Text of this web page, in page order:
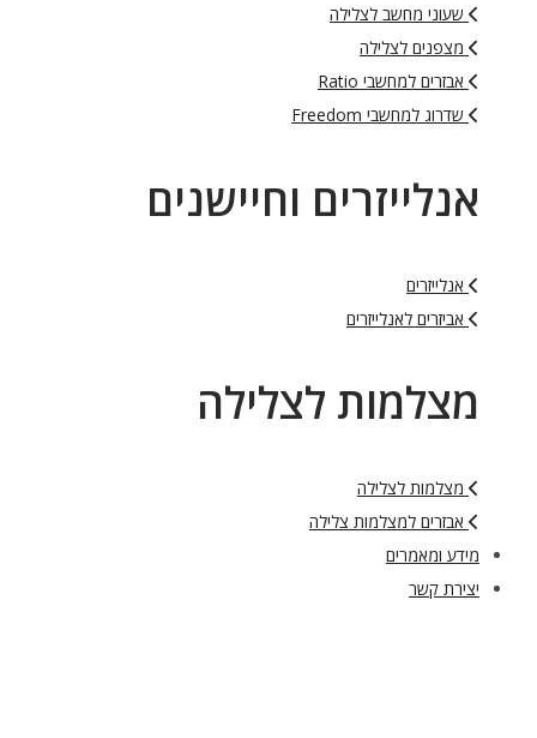
שעוני מחשב לצלילה
מצפנים לצלילה
אבזרים למחשבי Ratio
שדרוג למחשבי Freedom
אנלייזרים וחיישנים
אנלייזרים
אביזרים לאנלייזרים
מצלמות לצלילה
מצלמות לצלילה
אבזרים למצלמות צלילה
מידע ומאמרים
יצירת קשר